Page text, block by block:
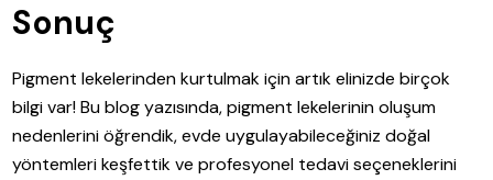
Sonuç
Pigment lekelerinden kurtulmak için artık elinizde birçok
bilgi var! Bu blog yazısında, pigment lekelerinin oluşum
nedenlerini öğrendik, evde uygulayabileceğiniz doğal
yöntemleri keşfettik ve profesyonel tedavi seçeneklerini